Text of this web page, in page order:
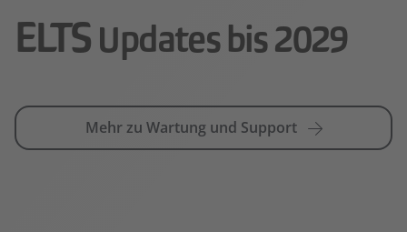
ELTS Updates bis 2029
Mehr zu Wartung und Support